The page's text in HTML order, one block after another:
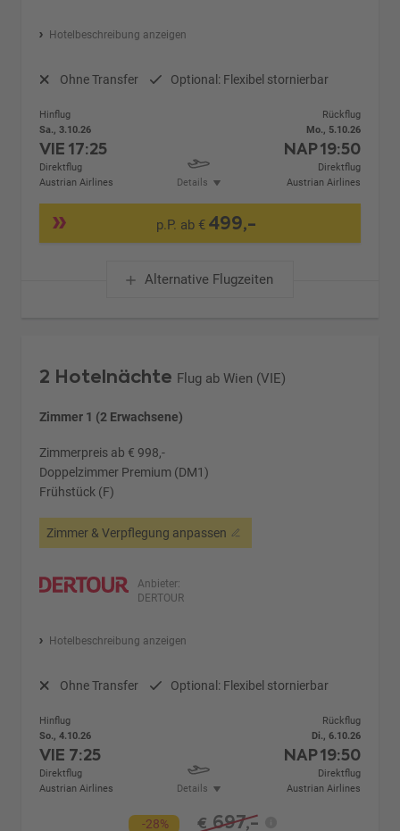
Hotelbeschreibung anzeigen
Ohne Transfer Optional: Flexibel stornierbar
Hinflug
Sa., 3.10.26
VIE17:25
Direktflug
Austrian Airlines
Details
Rückflug
Mo., 5.10.26
NAP19:50
Direktflug
Austrian Airlines
p.P. ab €499,-
Alternative Flugzeiten
2 Hotelnächte Flug ab Wien (VIE)
Zimmer 1 (2 Erwachsene)
Zimmerpreis ab € 998,-
Doppelzimmer Premium (DM1)
Frühstück (F)
Zimmer & Verpflegung anpassen
Anbieter:
DERTOUR
Hotelbeschreibung anzeigen
Ohne Transfer Optional: Flexibel stornierbar
Hinflug
So., 4.10.26
VIE 7:25
Direktflug
Austrian Airlines
Details
Rückflug
Di., 6.10.26
NAP19:50
Direktflug
Austrian Airlines
-28% € 697,-